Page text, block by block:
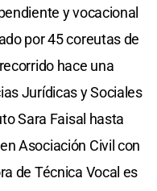
y vocacional
por 45 coreutas de
hace una
Jurídicas y Sociales
Sara Faisal hasta
Asociación Civil con
de Técnica Vocal es